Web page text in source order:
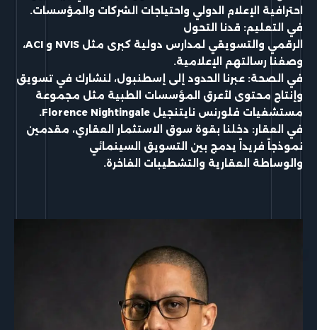
احترافية الإعلام الدولي واحتياجات الشركات والمؤسسات.
في التعليم: قدنا
التحول
لرقمي والتسويقي لمدارس دولية كبرى مثل NVIS و ACI،
وصغنا رسالتهم الإعلامية.
في الصحة: عبرنا الحدود إلى إسطنبول، لنشارك في تسويق
وإنتاج محتوى لأعرق المؤسسات ا
لطبية مثل مجموعة
مستشفيات فلورنس نايتنجيل Florence Nightingale.
في العقار: دخلنا بقوة سوق الاستثمار العقاري، مقدمين
نموذجاً فريداً يدمج بين التسويق السينمائي
والوساطة العقارية والتشطيبات الفاخرة.